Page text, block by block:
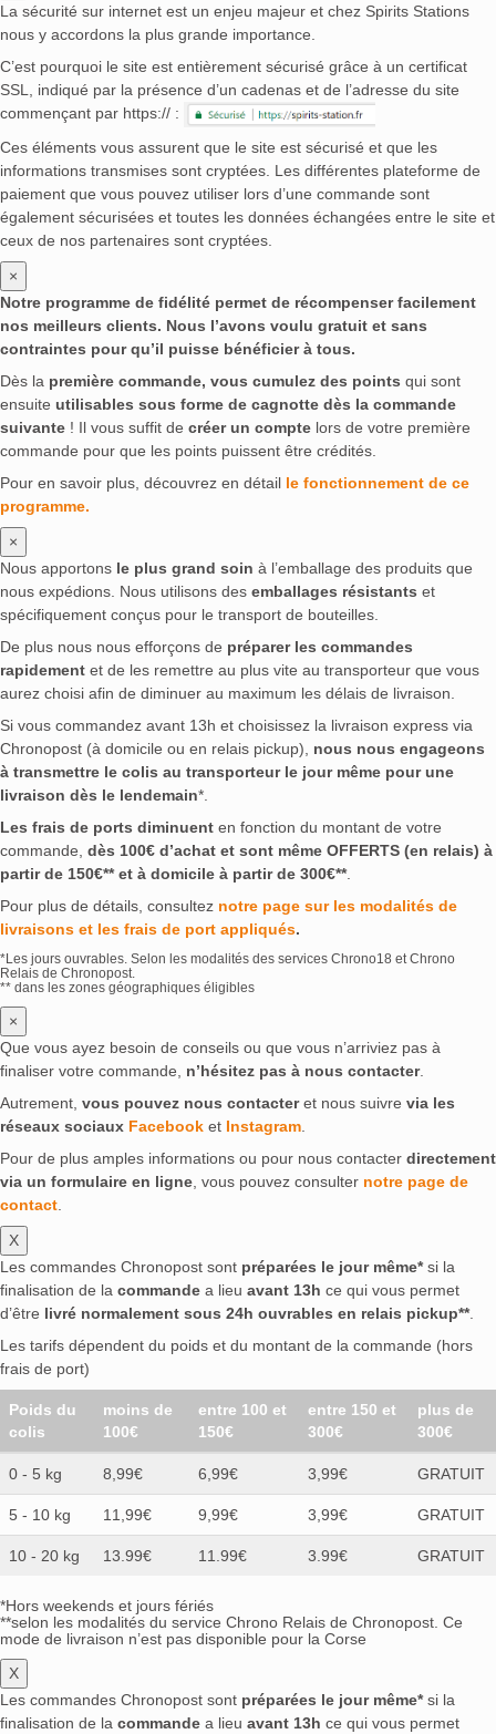
La sécurité sur internet est un enjeu majeur et chez Spirits Stations
nous y accordons la plus grande importance.
C’est pourquoi le site est entièrement sécurisé grâce à un certificat
SSL, indiqué par la présence d’un cadenas et de l’adresse du site
commençant par https:// :
Ces éléments vous assurent que le site est sécurisé et que les
informations transmises sont cryptées. Les différentes plateforme de
paiement que vous pouvez utiliser lors d’une commande sont
également sécurisées et toutes les données échangées entre le site et
ceux de nos partenaires sont cryptées.
×
Notre programme de fidélité permet de récompenser facilement
nos meilleurs clients. Nous l’avons voulu gratuit et sans
contraintes pour qu’il puisse bénéficier à tous.
Dès la première commande, vous cumulez des points qui sont
ensuite utilisables sous forme de cagnotte dès la commande
suivante ! Il vous suffit de créer un compte lors de votre première
commande pour que les points puissent être crédités.
Pour en savoir plus, découvrez en détail le fonctionnement de ce
programme.
×
Nous apportons le plus grand soin à l’emballage des produits que
nous expédions. Nous utilisons des emballages résistants et
spécifiquement conçus pour le transport de bouteilles.
De plus nous nous efforçons de préparer les commandes
rapidement et de les remettre au plus vite au transporteur que vous
aurez choisi afin de diminuer au maximum les délais de livraison.
Si vous commandez avant 13h et choisissez la livraison express via
Chronopost (à domicile ou en relais pickup), nous nous engageons
à transmettre le colis au transporteur le jour même pour une
livraison dès le lendemain*.
Les frais de ports diminuent en fonction du montant de votre
commande, dès 100€ d’achat et sont même OFFERTS (en relais) à
partir de 150€** et à domicile à partir de 300€**.
Pour plus de détails, consultez notre page sur les modalités de
livraisons et les frais de port appliqués.
*Les jours ouvrables. Selon les modalités des services Chrono18 et Chrono
Relais de Chronopost.
** dans les zones géographiques éligibles
×
Que vous ayez besoin de conseils ou que vous n’arriviez pas à
finaliser votre commande, n’hésitez pas à nous contacter.
Autrement, vous pouvez nous contacteret nous suivre via les
réseaux sociaux Facebook et Instagram
Pour de plus amples informations ou pour nous contacter directement
via un formulaire en ligne , vous pouvez consulter notre page de
contact
X
Les commandes Chronopost sont préparées le jour même*si la
finalisation de la commande a lieu avant 13h ce qui vous permet
d’être livré normalement sous 24h ouvrables en relais pickup**.
Les tarifs dépendent du poids et du montant de la commande (hors
frais de port)
Poids du
colis
moins de
100€
entre 100 et
150€
entre 150 et
300€
plus de
300€
0 - 5 kg 8,99€ 6,99€ 3,99€ GRATUIT
5 - 10 kg 11,99€ 9,99€ 3,99€ GRATUIT
10 - 20 kg 13.99€ 11.99€ 3.99€ GRATUIT
*Hors weekends et jours fériés
**selon les modalités du service Chrono Relais de Chronopost. Ce
mode de livraison n’est pas disponible pour la Corse
X
Les commandes Chronopost sont préparées le jour même*si la
finalisation de la commande a lieu avant 13h ce qui vous permet